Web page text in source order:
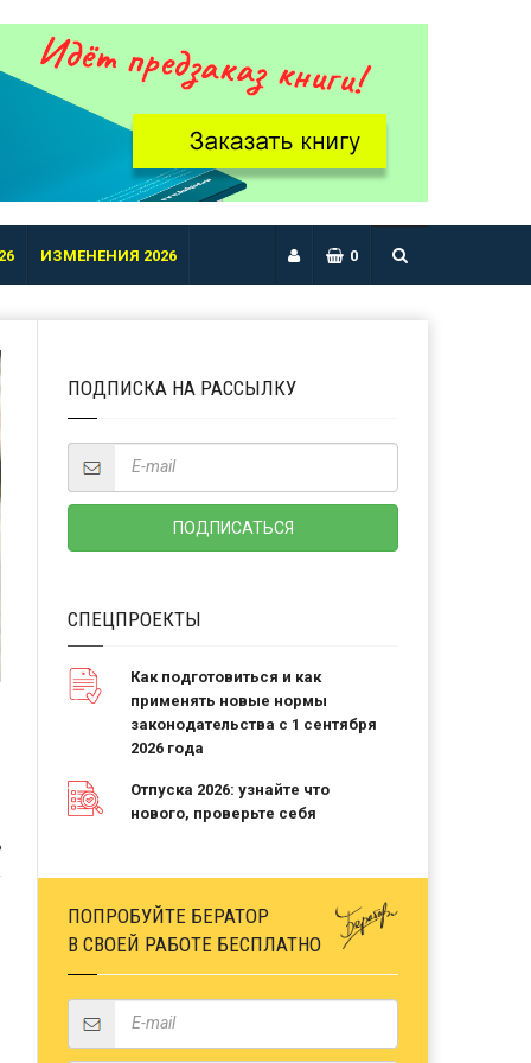
ИЗМЕНЕНИЯ 2026 0
ПОДПИСКА НА РАССЫЛКУ
СПЕЦПРОЕКТЫ
Как подготовиться и как
применять новые нормы
законодательства с 1 сентября
2026 года
Отпуска 2026: узнайте что
нового, проверьте себя
ПОПРОБУЙТЕ БЕРАТОР
В СВОЕЙ РАБОТЕ БЕСПЛАТНО